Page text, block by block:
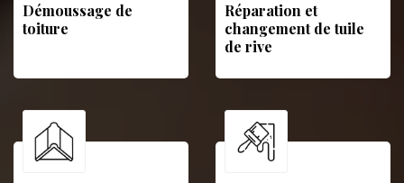
Démoussage de
toiture
Réparation et
changement de tuile
de rive